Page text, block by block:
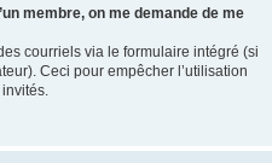
membre, on me demande de me
courriels via le formulaire intégré (si
Ceci pour empêcher l’utilisation